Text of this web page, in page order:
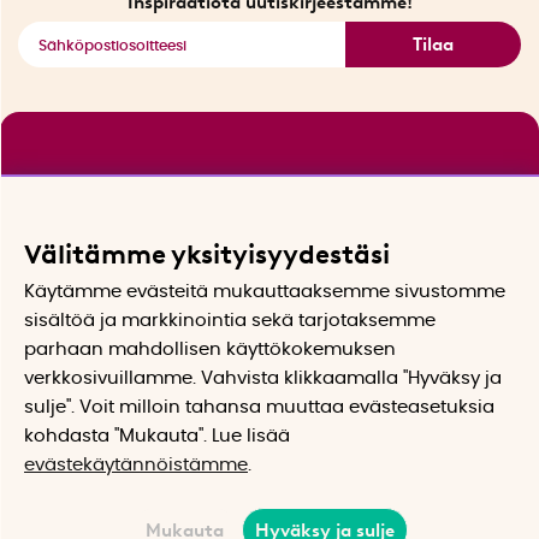
Tilaa
Välitämme yksityisyydestäsi
Käytämme evästeitä mukauttaaksemme sivustomme
sisältöä ja markkinointia sekä tarjotaksemme
parhaan mahdollisen käyttökokemuksen
verkkosivuillamme. Vahvista klikkaamalla "Hyväksy ja
sulje". Voit milloin tahansa muuttaa evästeasetuksia
kohdasta "Mukauta". Lue lisää
evästekäytännöistämme
Mukauta Hyväksy ja sulje